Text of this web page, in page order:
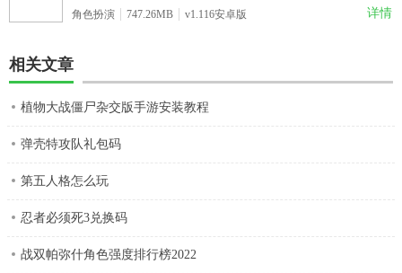
角色扮演 747.26MB v1.116安卓版 详情
相关文章
植物大战僵尸杂交版手游安装教程
弹壳特攻队礼包码
第五人格怎么玩
忍者必须死3兑换码
战双帕弥什角色强度排行榜2022